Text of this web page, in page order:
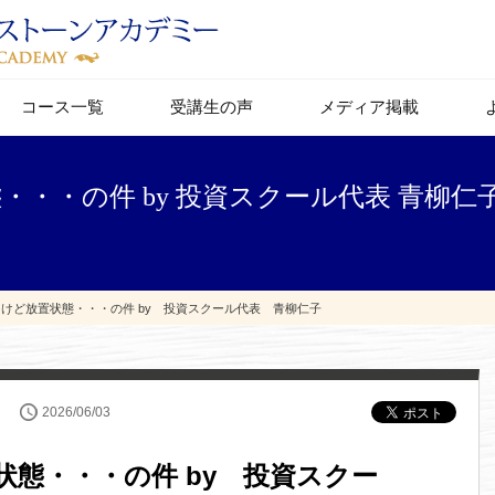
コース一覧 受講生の声 メディア掲載
・・の件 by 投資スクール代表 青柳仁
けど放置状態・・・の件 by 投資スクール代表 青柳仁子
2026/06/03
態・・・の件 by 投資スクー